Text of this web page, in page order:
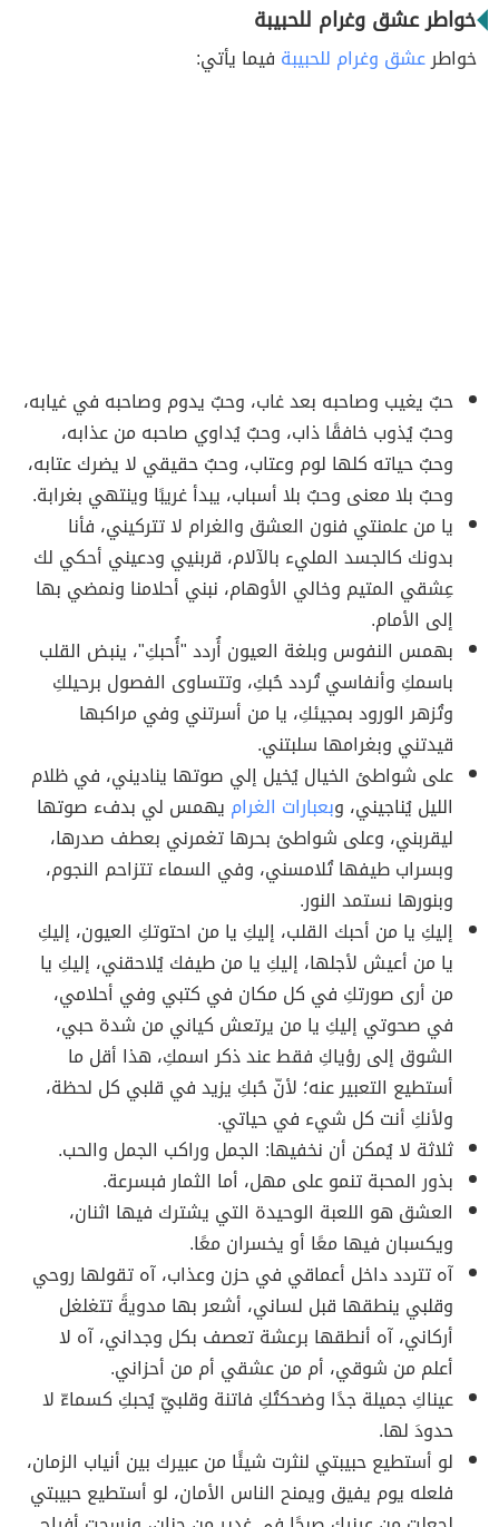
خواطر عشق وغرام للحبيبة
خواطرعشق وغرام للحبيبة فيما يأتي:
حبٌ يغيب وصاحبه بعد غاب، وحبٌ يدوم وصاحبه في غيابه،
وحبٌ يُذوب خافقًا ذاب، وحبٌ يُداوي صاحبه من عذابه،
وحبٌ حياته كلها لوم وعتاب، وحبٌ حقيقي لا يضرك عتابه،
وحبٌ بلا معنى وحبٌ بلا أسباب، يبدأ غريبًا وينتهي بغرابة.
يا من علمنتي فنون العشق والغرام لا تتركيني، فأنا
بدونك كالجسد المليء بالآلام، قربنيي ودعيني أحكي لك
عِشقي المتيم وخالي الأوهام، نبني أحلامنا ونمضي بها
إلى الأمام.
بهمس النفوس وبلغة العيون أُردد "أُحبكِ"، ينبض القلب
باسمكِ وأنفاسي تُردد حُبكِ، وتتساوى الفصول برحيلكِ
وتُزهر الورود بمجيئكِ، يا من أسرتني وفي مراكبها
قيدتني وبغرامها سلبتني.
على شواطئ الخيال يُخيل إلي صوتها يناديني، في ظلام
الليل يُناجيني، وبعبارات الغرام يهمس لي بدفء صوتها
ليقربني، وعلى شواطئ بحرها تغمرني بعطف صدرها،
وبسراب طيفها تُلامسني، وفي السماء تتزاحم النجوم،
وبنورها نستمد النور.
إليكِ يا من أحبك القلب، إليكِ يا من احتوتكِ العيون، إليكِ
يا من أعيش لأجلها، إليكِ يا من طيفك يُلاحقني، إليكِ يا
من أرى صورتكِ في كل مكان في كتبي وفي أحلامي،
في صحوتي إليكِ يا من يرتعش كياني من شدة حبي،
الشوق إلى رؤياكِ فقط عند ذكر اسمكِ، هذا أقل ما
أستطيع التعبير عنه؛ لأنّ حُبكِ يزيد في قلبي كل لحظة،
ولأنكِ أنت كل شيء في حياتي.
ثلاثة لا يُمكن أن نخفيها: الجمل وراكب الجمل والحب.
بذور المحبة تنمو على مهل، أما الثمار فبسرعة.
العشق هو اللعبة الوحيدة التي يشترك فيها اثنان،
ويكسبان فيها معًا أو يخسران معًا.
آه تتردد داخل أعماقي في حزن وعذاب، آه تقولها روحي
وقلبي ينطقها قبل لساني، أشعر بها مدويةً تتغلغل
أركاني، آه أنطقها برعشة تعصف بكل وجداني، آه لا
أعلم من شوقي، أم من عشقي أم من أحزاني.
عيناكِ جميلة جدًا وضحكتُكِ فاتنة وقلبيّ يُحبكِ كسماءّ لا
حدودَ لها.
لو أستطيع حبيبتي لنثرت شيئًا من عبيرك بين أنياب الزمان،
فلعله يوم يفيق ويمنح الناس الأمان، لو أستطيع حبيبتي